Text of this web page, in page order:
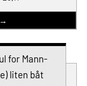
for Mann-
liten båt